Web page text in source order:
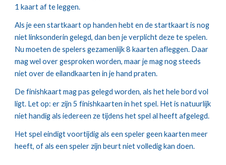
1 kaart af te leggen.
Als je een startkaart op handen hebt en de startkaart is nog
niet linksonderin gelegd, dan ben je verplicht deze te spelen.
Nu moeten de spelers gezamenlijk 8 kaarten afleggen. Daar
mag wel over gesproken worden, maar je mag nog steeds
niet over de eilandkaarten in je hand praten.
De finishkaart mag pas gelegd worden, als het hele bord vol
ligt. Let op: er zijn 5 finishkaarten in het spel. Het is natuurlijk
niet handig als iedereen ze tijdens het spel al heeft afgelegd.
Het spel eindigt voortijdig als een speler geen kaarten meer
heeft, of als een speler zijn beurt niet volledig kan doen.